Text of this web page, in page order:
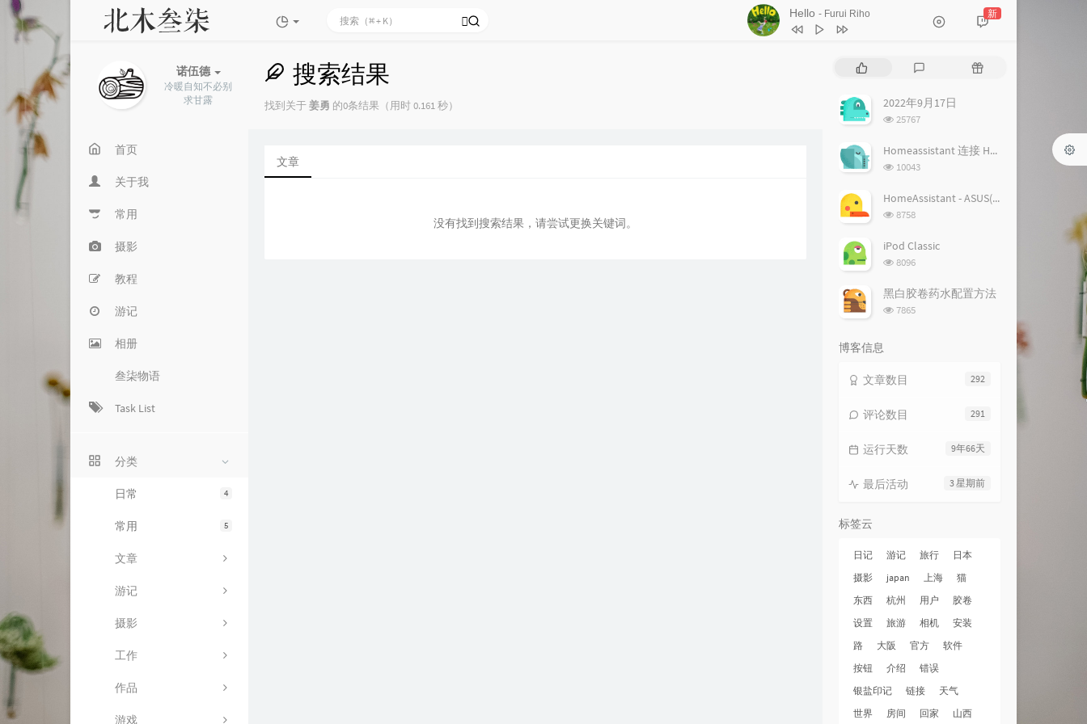
Hello - Furui Riho 新
诺伍德
冷暖自知不必别
求甘露
首页
关于我
常用
摄影
教程
游记
相册
叁柒物语
Task List
分类
4
日常
5
常用
文章
游记
摄影
工作
作品
游戏
搜索结果
找到关于姜勇 的0条结果（用时 0.161 秒）
文章
没有找到搜索结果，请尝试更换关键词。
章
评
随
2022年9月17日
浏
次
25767
Homeassistant 连接 Homekit 方法
浏
次
10043
HomeAssistant - ASUS(梅林) 路由追踪设置
浏
次
8758
iPod Classic
浏
次
数:
8096
黑白胶卷药水配置方法
浏
7865
博客信息
292
文章数目
291
评论数目
9年66天
运行天数
3 星期前
最后活动
标签云
日记 游记 旅行
日本
摄影
japan 上海
猫
东西
杭州 用户
胶卷
设置
旅游 相机
安装
路
大阪 官方
软件
按钮
介绍
错误
银盐印记
链接
天气
世界
房间 回家 山西